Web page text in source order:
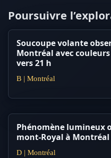
Poursuivre
Soucoupe volante
Montréal avec
vers 21 h
B | Montréal
Phénomène lumineux
mont-Royal à Montréal
D | Montréal